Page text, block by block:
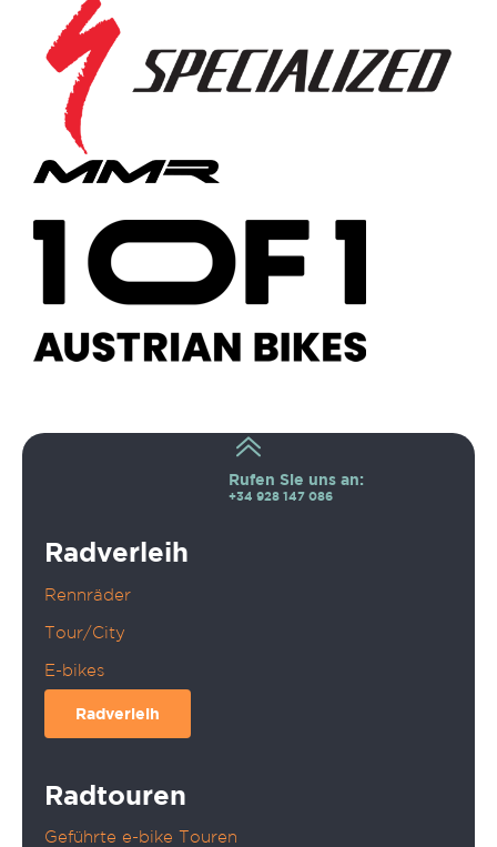
Rufen Sie uns an:
+34 928 147 086
Radverleih
Rennräder
Tour/City
E-bikes
Radverleih
Radtouren
Geführte e-bike Touren